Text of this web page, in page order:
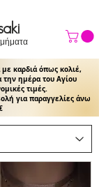
καρδιά όπως κολιέ,
την ημέρα του Αγίου
τιμές.
για παραγγελίες άνω